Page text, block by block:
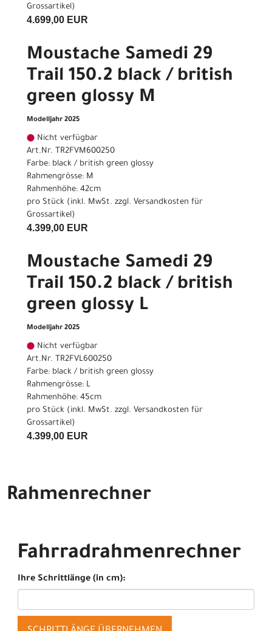
Grossartikel)
4.699,00 EUR
Moustache Samedi 29
Trail 150.2 black / british
green glossy M
Modelljahr 2025
Nicht verfügbar
Art.Nr. TR2FVM600250
Farbe: black / british green glossy
Rahmengrösse: M
Rahmenhöhe: 42cm
pro Stück (inkl. MwSt. zzgl. Versandkosten für
Grossartikel)
4.399,00 EUR
Moustache Samedi 29
Trail 150.2 black / british
green glossy L
Modelljahr 2025
Nicht verfügbar
Art.Nr. TR2FVL600250
Farbe: black / british green glossy
Rahmengrösse: L
Rahmenhöhe: 45cm
pro Stück (inkl. MwSt. zzgl. Versandkosten für
Grossartikel)
4.399,00 EUR
Rahmenrechner
Fahrradrahmenrechner
Ihre Schrittlänge (in cm):